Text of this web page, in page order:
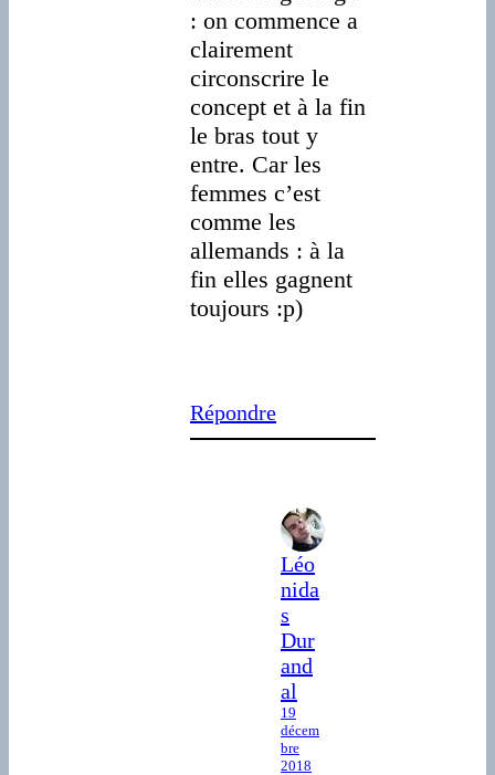
: on commence a
clairement
circonscrire le
concept et à la fin
le bras tout y
entre. Car les
femmes c’est
comme les
allemands : à la
fin elles gagnent
toujours :p)
Répondre
Léo
nida
s
Dur
and
al
19
décem
bre
2018